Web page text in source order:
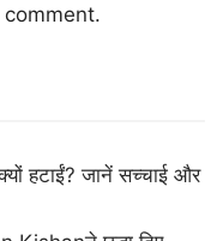
हटाईं? जानें सच्चाई और